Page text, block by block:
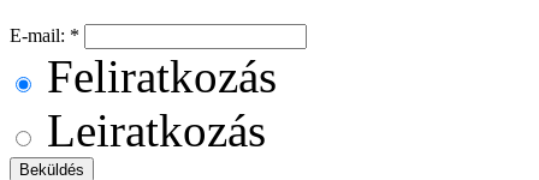
E-mail: *
Feliratkozás
Leiratkozás